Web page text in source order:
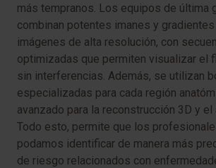
más tempranos. Los equipos de última
combinan potentes imanes y
imágenes de alta resolución, con
optimizadas que permiten visualizar el
sin interferencias. Además, se utilizan
especializadas para cada región
avanzado para la reconstrucción 3D y
Todo esto, permite que los
podamos identificar de manera más
de riesgo relacionados con